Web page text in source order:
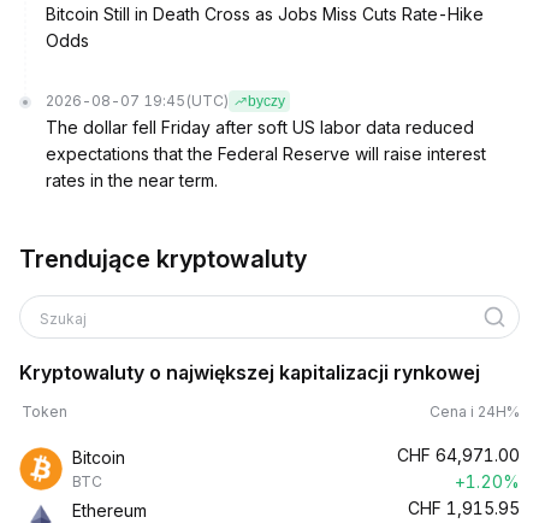
Bitcoin Still in Death Cross as Jobs Miss Cuts Rate-Hike
Odds
2026-08-07 19:45 (UTC) byczy
The dollar fell Friday after soft US labor data reduced
expectations that the Federal Reserve will raise interest
rates in the near term.
Trendujące kryptowaluty
Szukaj
Kryptowaluty o największej kapitalizacji rynkowej
Token Cena i 24H%
Bitcoin
BTC
CHF 64,971.00
+1.20%
Ethereum
CHF 1,915.95